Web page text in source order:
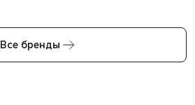
Все бренды